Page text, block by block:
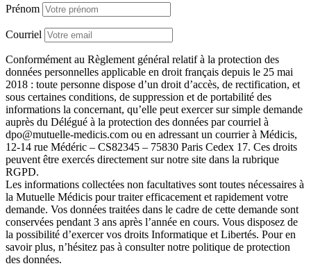
Prénom
Courriel
Conformément au Règlement général relatif à la protection des
données personnelles applicable en droit français depuis le 25 mai
2018 : toute personne dispose d’un droit d’accès, de rectification, et
sous certaines conditions, de suppression et de portabilité des
informations la concernant, qu’elle peut exercer sur simple demande
auprès du Délégué à la protection des données par courriel à
dpo@mutuelle-medicis.com ou en adressant un courrier à Médicis,
12-14 rue Médéric – CS82345 – 75830 Paris Cedex 17. Ces droits
peuvent être exercés directement sur notre site dans la rubrique
RGPD.
Les informations collectées non facultatives sont toutes nécessaires à
la Mutuelle Médicis pour traiter efficacement et rapidement votre
demande. Vos données traitées dans le cadre de cette demande sont
conservées pendant 3 ans après l’année en cours. Vous disposez de
la possibilité d’exercer vos droits Informatique et Libertés. Pour en
savoir plus, n’hésitez pas à consulternotre politique de protection
des données.